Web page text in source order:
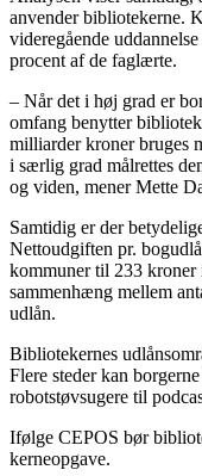
anvender bibliotekerne.
videregående
procent af de faglærte.
– Når det i høj grad er
omfang benytter
milliarder kroner bruges
i særlig grad målrettes
og viden, mener Mette
Samtidig er der
Nettoudgiften pr.
kommuner til 233 kroner
sammenhæng mellem
udlån.
Bibliotekernes
Flere steder kan
robotstøvsugere til
Ifølge CEPOS bør
kerneopgave.